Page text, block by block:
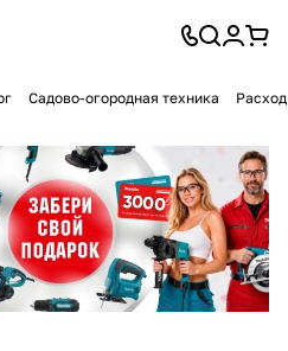
Садово-огородная техника